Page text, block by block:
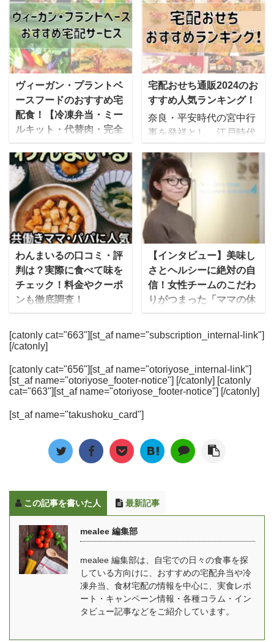
ー・ピーカンパニーが運
営する居酒屋チェーンで
すが、塚田農場から『お
べんとラボ』として宅配
と店舗の両方でお弁当を
販売しています。 ゆいこ
さまざまなメディアに取
り上げられており、芸能
人達がよく口にする、い
も人気のお店です。 塚田
農場のお弁当は、お弁当
に関するグランプリにお
いて数多く受賞してお
り、ロケ弁グランプリで
1位をとったことも！食
材はもちろん調理法にも
こだわりがあります。 塚
田農場のお弁当の特徴 食
材には、秋田県産最高品
質の「あきたこまち」を
はじめ、赤身と脂のバラ
たこともありますが、
「聞いたことはあるけれ
ど詳しくは知らない」と
いう方が多いのではない
かと思います。 「外食」
や「内食」とは異なるま
ったく新しい食事形態と
話題にのぼりはじめた
時代に「手軽に美味しい
ものを食べることができ
る食事形式」として改め
て注目されています。 豆
知識 「中食」の読み方は
「ちゅうしょく」や「な
かじき」など様々です
が、現在は「なかしょ
く」という読み方が主流
です。 また新型コロナウ
...
ヴィーガン・プラントベ
ースフードのおすすめ宅
配食！【冷凍弁当・ミー
ルキット・代替肉・完全
食】
ヴィーガンやベジタリア
ン向けのプラントベース
フードの人気が高まりつ
つある中、最近では宅配
サービスにも数多くのブ
ランドが登場してきてい
ます。 今後どんどん普及
していきそうな各社のサ
ービスについて、出来る
だけ多くまとめてみまし
食タイプなど様々ですの
で、気になったサービス
は是非チェックしてみて
下さいね。 [toc] ヴィーガ
ン向け冷凍弁当 Grino ※
画像はスライドすること
イント！ 美味しさも兼ね
備えたプラントベースフ
宅配おせち通販2024のお
すすめ人気ランキング！
奈良・平安時代の宮中行
事を発祥とし、江戸時代
たとされる「おせち」。
時代を経た今でも、お正
月には欠かせないものと
なっていますよね。 昔は
手作りの生おせちが主流
でしたが、最近ではイン
ターネットで簡単に注文
でき、外出することなく
自宅で受け取れるという
手軽さから、冷凍の「宅
「宅配おせち」は、冷蔵
食べることができるの
で、年末年始を家でゆっ
くりと過ごしたい方にお
種類も多様化しており、
...
わんまいるの口コミ・評
判は？実際に食べて味を
チェック！料金やクーポ
ンも徹底調査！
は、合成保存料無添加の
安心感と味にこだわった
スです。 流水解凍・湯せ
んなどで簡単に準備が出
忙しい主婦だけでなく、
を省きたい人たちからも
人気になっています。 こ
の気になる口コミ・評判
や、おかずの評価、使い
勝手に関する疑問につい
ても答えていきます。
mealee編集部で実際にわ
んまいるを注文して食べ
たときの料理の写真や、
味の感想を詳しくお伝え
します。 [toc] わんまいる
【インタビュー】美味し
さとヘルシーに絶対の自
信！女性チームのこだわ
りがつまった「ママの休
食」にかける想いとは
”ステイホーム”が話題と
が続々と登場していま
す。ママ向けの冷凍宅食
今回は「ママの休食」を
運営するセブンリッチグ
セプトや、これから目指
っかけとは？ mealee 今
回はインタビューをあり
がとうございます。簡単
に自己紹介をお願いいた
[catonly cat="663"][st_af name="subscription_internal-link"]
[/catonly]
[catonly cat="656"][st_af name="otoriyose_internal-link"]
[st_af name="otoriyose_footer-notice"] [/catonly] [catonly
cat="663"][st_af name="otoriyose_footer-notice"] [/catonly]
[st_af name="takushoku_card"]
この記事を書いた人 最新記事
mealee 編集部
mealee 編集部は、自宅での日々の食事を探
している方向けに、おすすめの宅配弁当や冷
凍弁当、食材宅配の情報を中心に、実食レポ
ート・キャンペーン情報・各種コラム・イン
タビュー記事などをご紹介しています。